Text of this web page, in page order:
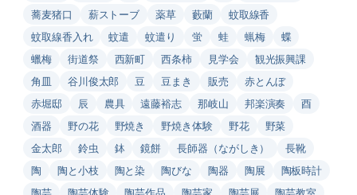
蕎麦猪口
薪ストーブ 薬草 藪蘭
蚊取線香
蚊取線香入れ
蚊遣 蚊遣り 蛍 蛙 蝋梅
蝶
蠟梅
街道祭 西新町 西条柿 見学会
観光振興課
角皿
谷川俊太郎 豆 豆まき 販売
赤とんぼ
赤堀邸
辰 農具 遠藤裕志 那岐山 邦楽演奏
酉
酒器
野の花 野焼き 野焼き体験 野花
野菜
金太郎
鈴虫 鉢 鏡餅 長師器（ながしき）
長靴
陶
陶と小枝 陶と染 陶びな 陶器 陶展
陶板時計
陶芸
陶芸体験 陶芸作品 陶芸家 陶芸展
陶芸教室